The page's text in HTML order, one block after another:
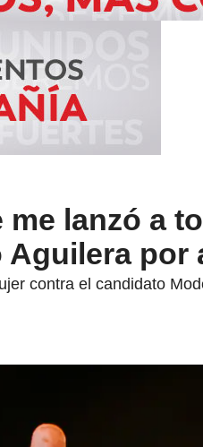
lanzó a
por
contra el candidato